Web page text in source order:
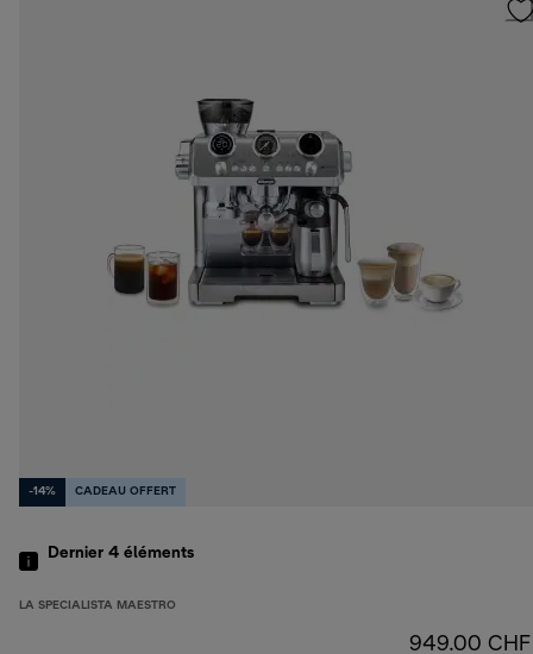
-14% CADEAU OFFERT
Dernier 4 éléments
LA SPECIALISTA MAESTRO
949.00 CHF